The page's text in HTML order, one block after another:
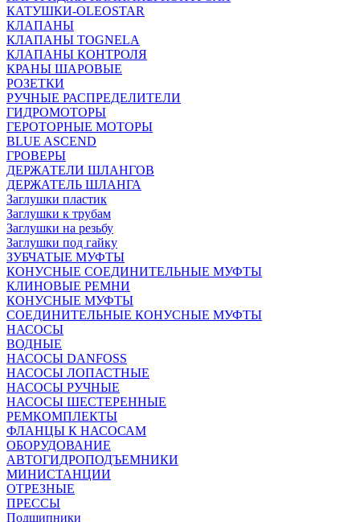
КАТУШКИ-OLEOSTAR
КЛАПАНЫ
КЛАПАНЫ TOGNELA
КЛАПАНЫ КОНТРОЛЯ
КРАНЫ ШАРОВЫЕ
РОЗЕТКИ
РУЧНЫЕ РАСПРЕДЕЛИТЕЛИ
ГИДРОМОТОРЫ
ГЕРОТОРНЫЕ МОТОРЫ
BLUE ASCEND
ГРОВЕРЫ
ДЕРЖАТЕЛИ ШЛАНГОВ
ДЕРЖАТЕЛЬ ШЛАНГА
Заглушки пластик
Заглушки к трубам
Заглушки на резьбу
Заглушки под гайку
ЗУБЧАТЫЕ МУФТЫ
КОНУСНЫЕ СОЕДИНИТЕЛЬНЫЕ МУФТЫ
КЛИНОВЫЕ РЕМНИ
КОНУСНЫЕ МУФТЫ
СОЕДИНИТЕЛЬНЫЕ КОНУСНЫЕ МУФТЫ
НАСОСЫ
ВОДНЫЕ
НАСОСЫ DANFOSS
НАСОСЫ ЛОПАСТНЫЕ
НАСОСЫ РУЧНЫЕ
НАСОСЫ ШЕСТЕРЕННЫЕ
РЕМКОМПЛЕКТЫ
ФЛАНЦЫ К НАСОСАМ
ОБОРУДОВАНИЕ
АВТОГИДРОПОДЪЕМНИКИ
МИНИСТАНЦИИ
ОТРЕЗНЫЕ
ПРЕССЫ
Подшипники